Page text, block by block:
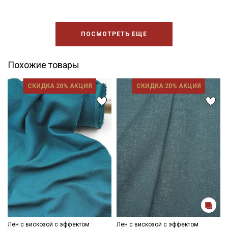
ПОСМОТРЕТЬ ЕЩЕ
Похожие товары
СКИДКА 20% АКЦИЯ
Лен с вискозой с эффектом
СКИДКА 20% АКЦИЯ
Лен с вискозой с эффектом